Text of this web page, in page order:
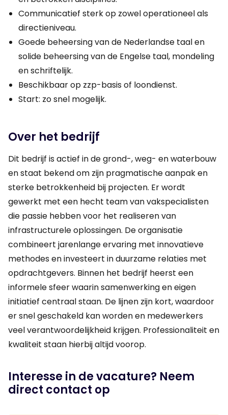
Communicatief sterk op zowel operationeel als
directieniveau.
Goede beheersing van de Nederlandse taal en
solide beheersing van de Engelse taal, mondeling
en schriftelijk.
Beschikbaar op zzp-basis of loondienst.
Start: zo snel mogelijk.
Over het bedrijf
Dit bedrijf is actief in de grond-, weg- en waterbouw
en staat bekend om zijn pragmatische aanpak en
sterke betrokkenheid bij projecten. Er wordt
gewerkt met een hecht team van vakspecialisten
die passie hebben voor het realiseren van
infrastructurele oplossingen. De organisatie
combineert jarenlange ervaring met innovatieve
methodes en investeert in duurzame relaties met
opdrachtgevers. Binnen het bedrijf heerst een
informele sfeer waarin samenwerking en eigen
initiatief centraal staan. De lijnen zijn kort, waardoor
er snel geschakeld kan worden en medewerkers
veel verantwoordelijkheid krijgen. Professionaliteit en
kwaliteit staan hierbij altijd voorop.
Interesse in de vacature? Neem
direct contact op